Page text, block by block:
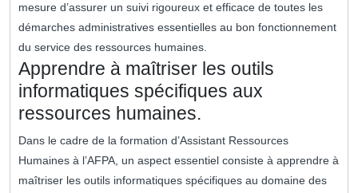
mesure d’assurer un suivi rigoureux et efficace de toutes les
démarches administratives essentielles au bon fonctionnement
du service des ressources humaines.
Apprendre à maîtriser les outils
informatiques spécifiques aux
ressources humaines.
Dans le cadre de la formation d’Assistant Ressources
Humaines à l’AFPA, un aspect essentiel consiste à apprendre à
maîtriser les outils informatiques spécifiques au domaine des